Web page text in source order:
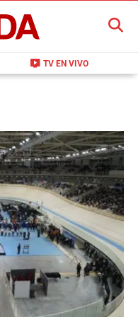
live_tv TV EN VIVO
BUSCAR